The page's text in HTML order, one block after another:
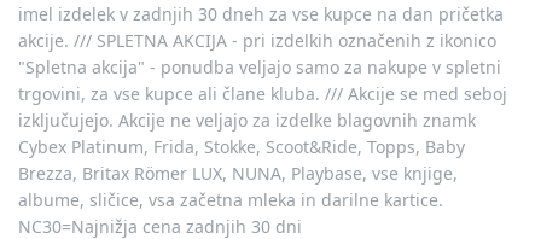
imel izdelek v zadnjih 30 dneh za vse kupce na dan pričetka
akcije. /// SPLETNA AKCIJA - pri izdelkih označenih z ikonico
"Spletna akcija" - ponudba veljajo samo za nakupe v spletni
trgovini, za vse kupce ali člane kluba. /// Akcije se med seboj
izključujejo. Akcije ne veljajo za izdelke blagovnih znamk
Cybex Platinum, Frida, Stokke, Scoot&Ride, Topps, Baby
Brezza, Britax Römer LUX, NUNA, Playbase, vse knjige,
albume, sličice, vsa začetna mleka in darilne kartice.
NC30=Najnižja cena zadnjih 30 dni